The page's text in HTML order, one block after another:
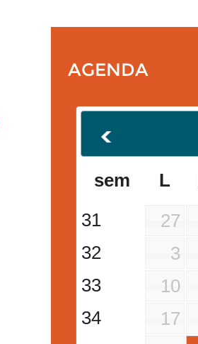
AGENDA
sem L
31
27
32
3
33
10
34
17